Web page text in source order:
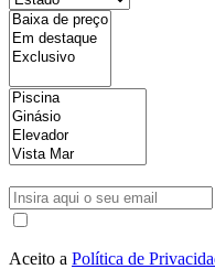
Aceito a Política de